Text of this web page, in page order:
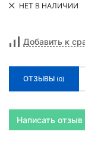
НЕТ В НАЛИЧИИ
Добавить к
ОТЗЫВЫ (0)
Написать отзыв